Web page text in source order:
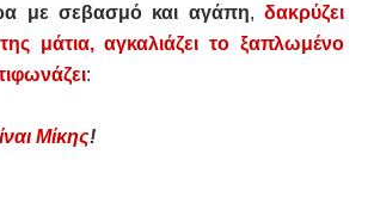
με σεβασμό και αγάπη,δακρύζει
μάτια, αγκαλιάζει το ξαπλωμένο
:
Μίκης!